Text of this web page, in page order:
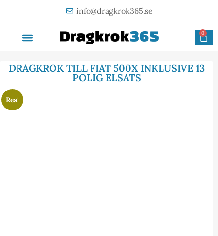
info@dragkrok365.se
0
DRAGKROK TILL FIAT 500X INKLUSIVE 13
POLIG ELSATS
Rea!